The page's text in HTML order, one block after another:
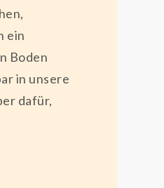
ein
Boden
in unsere
dafür,